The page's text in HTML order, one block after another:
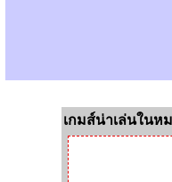
เกมส์น่าเล่นในห